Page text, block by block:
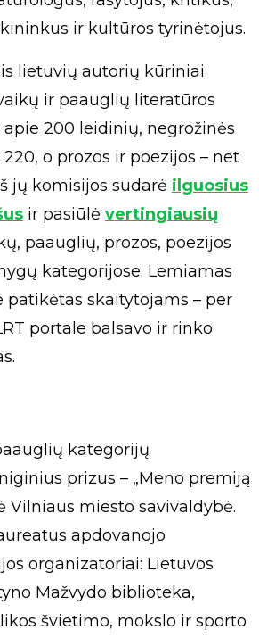
ir kultūros tyrinėtojus.
lietuvių autorių kūriniai
ir paauglių literatūros
200 leidinių, negrožinės
o prozos ir poezijos – net
jų komisijos sudarė ilguosius
ir pasiūlė vertingiausių
paauglių, prozos, poezijos
kategorijose. Lemiamas
patikėtas skaitytojams – per
portale balsavo ir rinko
kategorijų
prizus – „Meno premiją
Vilniaus miesto savivaldybė.
apdovanojo
organizatoriai: Lietuvos
Mažvydo biblioteka,
švietimo, mokslo ir sporto